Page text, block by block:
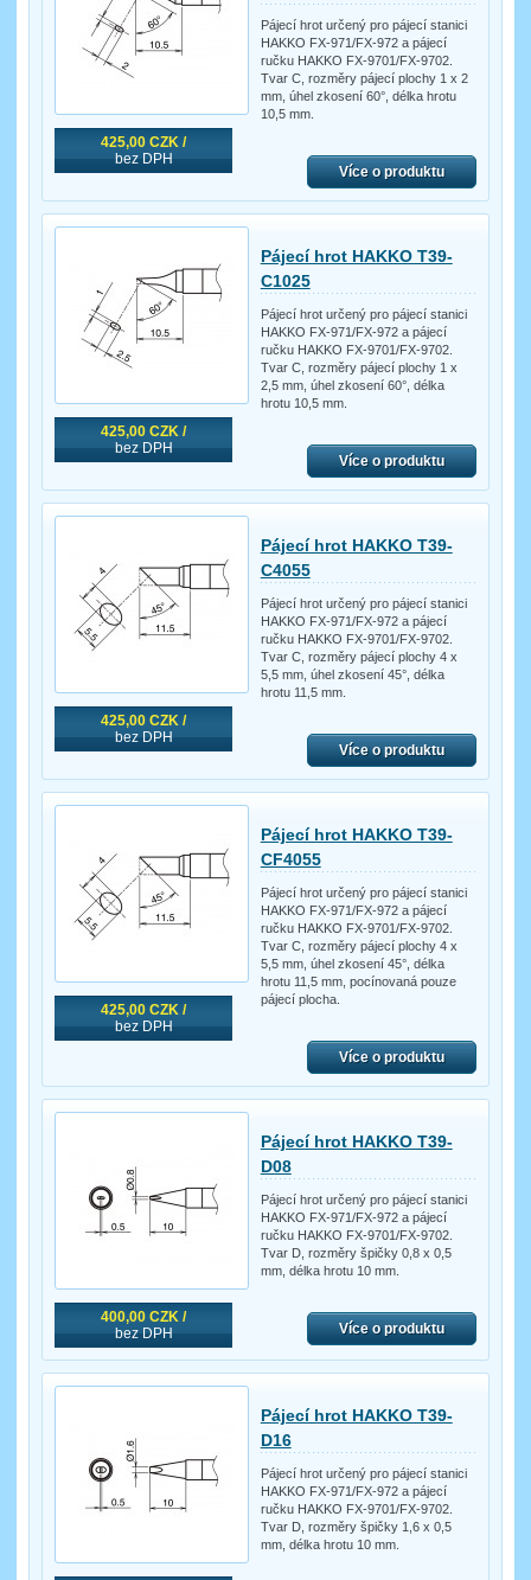
425,00 CZK /
bez DPH
Pájecí hrot určený pro pájecí stanici
HAKKO FX-971/FX-972 a pájecí
ručku HAKKO FX-9701/FX-9702.
Tvar C, rozměry pájecí plochy 1 x 2
mm, úhel zkosení 60°, délka hrotu
10,5 mm.
Více o produktu
425,00 CZK /
bez DPH
Pájecí hrot HAKKO T39-
C1025
Pájecí hrot určený pro pájecí stanici
HAKKO FX-971/FX-972 a pájecí
ručku HAKKO FX-9701/FX-9702.
Tvar C, rozměry pájecí plochy 1 x
2,5 mm, úhel zkosení 60°, délka
hrotu 10,5 mm.
Více o produktu
425,00 CZK /
bez DPH
Pájecí hrot HAKKO T39-
C4055
Pájecí hrot určený pro pájecí stanici
HAKKO FX-971/FX-972 a pájecí
ručku HAKKO FX-9701/FX-9702.
Tvar C, rozměry pájecí plochy 4 x
5,5 mm, úhel zkosení 45°, délka
hrotu 11,5 mm.
Více o produktu
425,00 CZK /
bez DPH
Pájecí hrot HAKKO T39-
CF4055
Pájecí hrot určený pro pájecí stanici
HAKKO FX-971/FX-972 a pájecí
ručku HAKKO FX-9701/FX-9702.
Tvar C, rozměry pájecí plochy 4 x
5,5 mm, úhel zkosení 45°, délka
hrotu 11,5 mm, pocínovaná pouze
pájecí plocha.
Více o produktu
400,00 CZK /
bez DPH
Pájecí hrot HAKKO T39-
D08
Pájecí hrot určený pro pájecí stanici
HAKKO FX-971/FX-972 a pájecí
ručku HAKKO FX-9701/FX-9702.
Tvar D, rozměry špičky 0,8 x 0,5
mm, délka hrotu 10 mm.
Více o produktu
Pájecí hrot HAKKO T39-
D16
Pájecí hrot určený pro pájecí stanici
HAKKO FX-971/FX-972 a pájecí
ručku HAKKO FX-9701/FX-9702.
Tvar D, rozměry špičky 1,6 x 0,5
mm, délka hrotu 10 mm.